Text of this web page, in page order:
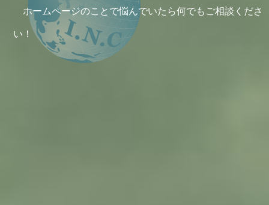
ホームページのことで悩んでいたら何でもご相談くださ
い！